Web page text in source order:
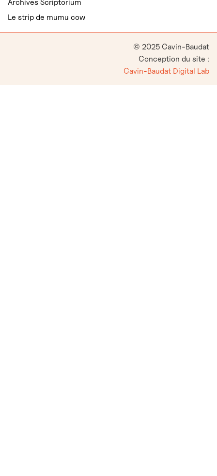
Archives Scriptorium
Le strip de mumu cow
© 2025 Cavin-Baudat
Conception du site :
Cavin-Baudat Digital Lab